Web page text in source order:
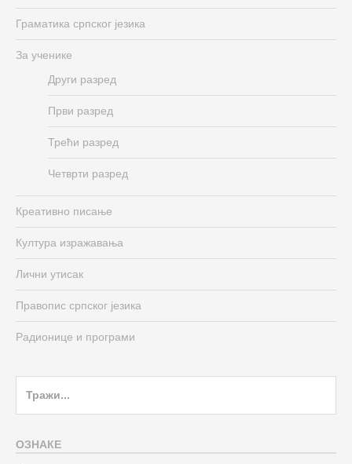
Граматика српског језика
За ученике
Други разред
Први разред
Трећи разред
Четврти разред
Креативно писање
Култура изражавања
Лични утисак
Правопис српског језика
Радионице и програми
ОЗНАКЕ